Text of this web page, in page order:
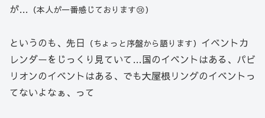
が… （本人が一番感じております😢）
というのも、先日 （ちょっと序盤から語ります） イベントカ
レンダーをじっくり見ていて…国のイベントはある、パビ
リオンのイベントはある、でも大屋根リングのイベントっ
てないよなぁ、って